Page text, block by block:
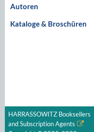
Autoren
Kataloge & Broschüren
HARRASSOWITZ Booksellers
and Subscription Agents